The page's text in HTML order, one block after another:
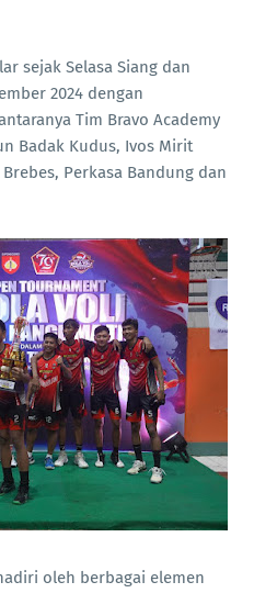
sejak Selasa Siang dan
2024 dengan
Tim Bravo Academy
Badak Kudus, Ivos Mirit
Perkasa Bandung dan
oleh berbagai elemen